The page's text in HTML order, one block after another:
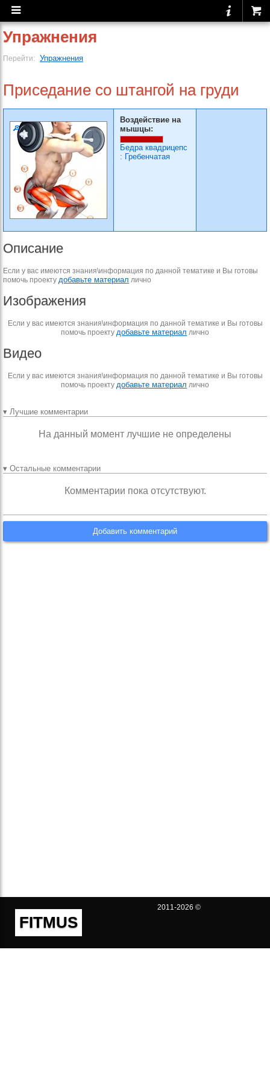
Упражнения
Перейти: Упражнения
Приседание со штангой на груди
Воздействие на
мышцы:
Бедра квадрицепс
: Гребенчатая
Описание
Если у вас имеются знания\информация по данной тематике и Вы готовы
помочь проекту добавьте материал лично
Изображения
Если у вас имеются знания\информация по данной тематике и Вы готовы
помочь проекту добавьте материал лично
Видео
Если у вас имеются знания\информация по данной тематике и Вы готовы
помочь проекту добавьте материал лично
▾ Лучшие комментарии
На данный момент лучшие не определены
▾ Остальные комментарии
Комментарии пока отсутствуют.
Добавить комментарий
FITMUS
2011-2026 ©